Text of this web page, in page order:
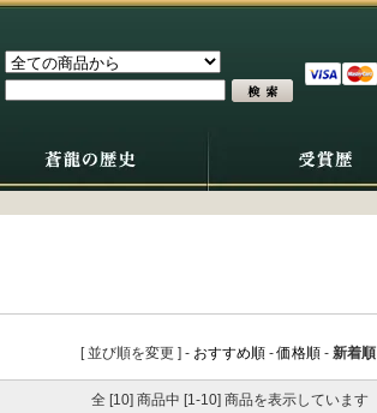
[ 並び順を変更 ] - おすすめ順 -価格順 - 新着順
全 [10] 商品中 [1-10] 商品を表示しています